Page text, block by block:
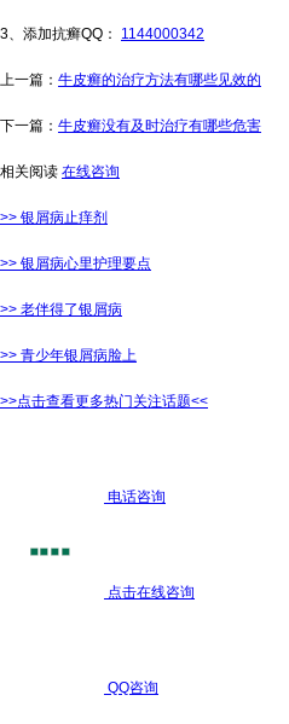
3、添加抗癣QQ： 1144000342
上一篇： 牛皮癣的治疗方法有哪些见效的
下一篇： 牛皮癣没有及时治疗有哪些危害
相关阅读 在线咨询
>> 银屑病止痒剂
>> 银屑病心里护理要点
>> 老伴得了银屑病
>> 青少年银屑病脸上
>>点击查看更多热门关注话题<<
电话咨询
点击在线咨询
QQ咨询